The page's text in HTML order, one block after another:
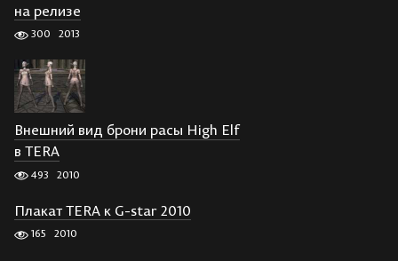
на релизе
300 2013
Внешний вид брони расы High Elf
в TERA
493 2010
Плакат TERA к G-star 2010
165 2010